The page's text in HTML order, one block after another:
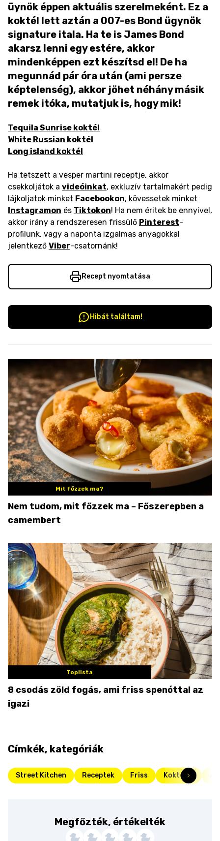
üynök éppen aktuális szerelmeként. Ez a
koktél lett aztán a 007-es Bond ügynök
signature itala. Ha te is James Bond
akarsz lenni egy estére, akkor
mindenképpen ezt készítsd el! De ha
megunnád pár óra után (ami persze
képtelenség), akkor jöhet néhány másik
remek itóka, mutatjuk is, hogy mik!
Tequila Sunrise koktél
White Russian koktél
Long island koktél
Ha tetszett a vesper martini receptje, akkor
csekkoljátok a videóinkat, exkluzív tartalmakért pedig
lájkoljatok minket Facebookon, kövessetek minket
Instagramon és Tiktokon! Ha nem éritek be ennyivel,
akkor irány a rendszeresen frissülő Pinterest-
profilunk, vagy a naponta izgalmas anyagokkal
jelentkező Viber-csatornánk!
Recept nyomtatása
Hibát találtam!
Mit főzzek ma?
Nem tudom, mit főzzek ma – Főszerepben a
camembert
Toplista
8 csodás zöld fogás, ami friss spenóttal az
igazi
Címkék, kategóriák
Street Kitchen Receptek Friss Koktélok
Megfőzték, értékelték